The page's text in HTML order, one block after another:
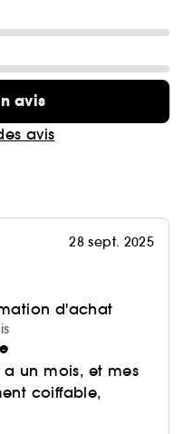
avis
avis
28 sept. 2025
d'achat
un mois, et mes
coiffable,